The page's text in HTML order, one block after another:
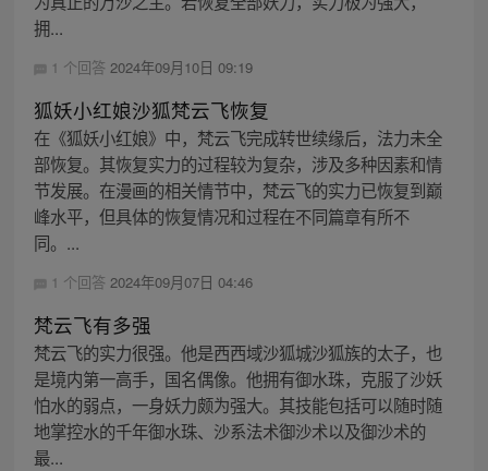
拥...
1 个回答 2024年09月10日 09:19
狐妖小红娘沙狐梵云飞恢复
在《狐妖小红娘》中，梵云飞完成转世续缘后，法力未全
部恢复。其恢复实力的过程较为复杂，涉及多种因素和情
节发展。在漫画的相关情节中，梵云飞的实力已恢复到巅
峰水平，但具体的恢复情况和过程在不同篇章有所不
同。...
1 个回答 2024年09月07日 04:46
梵云飞有多强
梵云飞的实力很强。他是西西域沙狐城沙狐族的太子，也
是境内第一高手，国名偶像。他拥有御水珠，克服了沙妖
怕水的弱点，一身妖力颇为强大。其技能包括可以随时随
地掌控水的千年御水珠、沙系法术御沙术以及御沙术的
最...